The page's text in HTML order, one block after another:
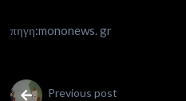
πηγη:mononews. gr
Previous post